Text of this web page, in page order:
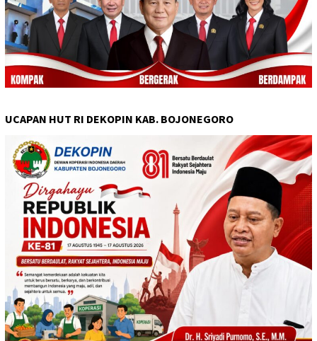
UCAPAN HUT RI DEKOPIN KAB. BOJONEGORO